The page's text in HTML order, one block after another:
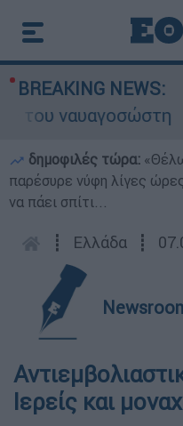
BREAKING NEWS:
ναυαγοσώστη
δημοφιλές τώρα:
παρέσυρε νύφη λίγες
να πάει σπίτι...
┋ Ελλάδα ┋
Ιερείς και